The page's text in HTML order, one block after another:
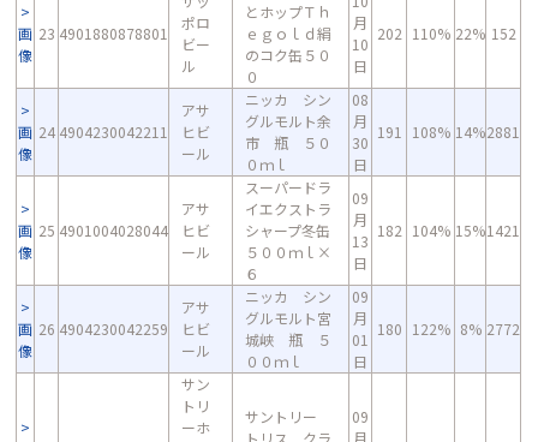
画
像
23 4901880878801
ポロ
ビー
ル
とホップＴｈ
ｅｇｏｌｄ絹
のコク缶５０
０
月
10
日
202 110% 22% 152
画
像
24 4904230042211
アサ
ヒビ
ール
ニッカ シン
グルモルト余
市 瓶 ５０
０ｍｌ
08
月
30
日
191 108% 14%2881
画
像
25 4901004028044
アサ
ヒビ
ール
スーパードラ
イエクストラ
シャープ冬缶
５００ｍｌ×
６
09
月
13
日
182 104% 15%1421
画
像
26 4904230042259
アサ
ヒビ
ール
ニッカ シン
グルモルト宮
城峡 瓶 ５
００ｍｌ
09
月
01
日
180 122% 8% 2772
サン
トリ
ーホ
サントリー
トリス クラ
09
月